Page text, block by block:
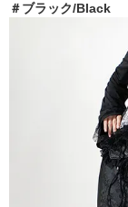
＃ブラック/Black